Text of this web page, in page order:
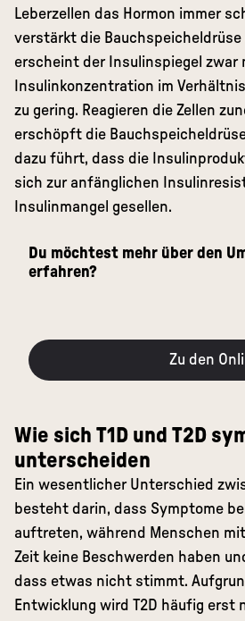
Leberzellen das Hormon immer
verstärkt die
erscheint der Insulinspiegel
Insulinkonzentration im
zu gering. Reagieren die Zellen
erschöpft die
dazu führt, dass die
sich zur anfänglichen
Insulinmangel gesellen.
Du möchtest mehr über den
erfahren?
Zu den
Wie sich T1D und T2D
unterscheiden
Ein wesentlicher Unterschied
besteht darin, dass Symptome
auftreten, während Menschen
Zeit keine Beschwerden haben
dass etwas nicht stimmt.
Entwicklung wird T2D häufig